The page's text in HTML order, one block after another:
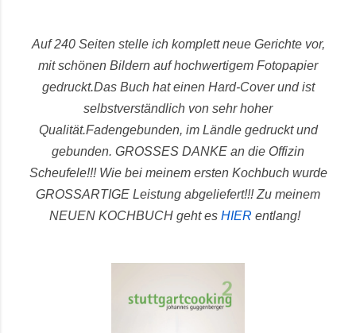
Auf 240 Seiten stelle ich komplett neue Gerichte vor,
mit schönen Bildern auf hochwertigem Fotopapier
gedruckt.Das Buch hat einen Hard-Cover und ist
selbstverständlich von sehr hoher
Qualität.Fadengebunden, im Ländle gedruckt und
gebunden. GROSSES DANKE an die Offizin
Scheufele!!! Wie bei meinem ersten Kochbuch wurde
GROSSARTIGE Leistung abgeliefert!!!Zu meinem
NEUEN KOCHBUCH geht es HIER entlang!